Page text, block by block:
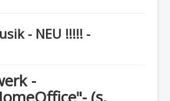
- NEU !!!!! -
-